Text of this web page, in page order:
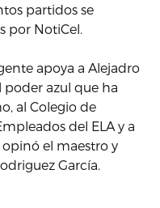
partidos se
por NotiCel.
apoya a Alejadro
poder azul que ha
al Colegio de
del ELA y a
opinó el maestro y
García.